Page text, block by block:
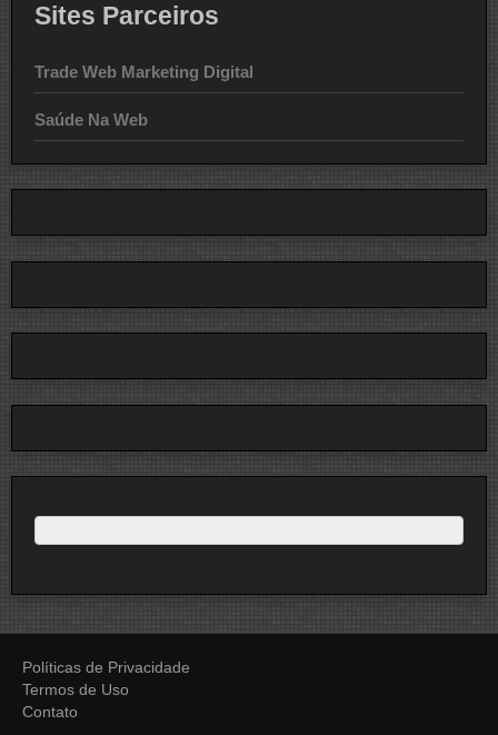
Sites Parceiros
Trade Web Marketing Digital
Saúde Na Web
Políticas de Privacidade
Termos de Uso
Contato